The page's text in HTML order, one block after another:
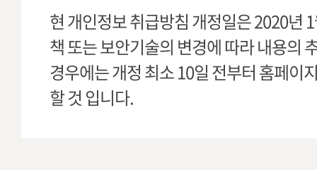
현 개인정보 취급방침 개정일은 2020년
책 또는 보안기술의 변경에 따라 내용의
경우에는 개정 최소 10일 전부터 홈페이
할 것 입니다.